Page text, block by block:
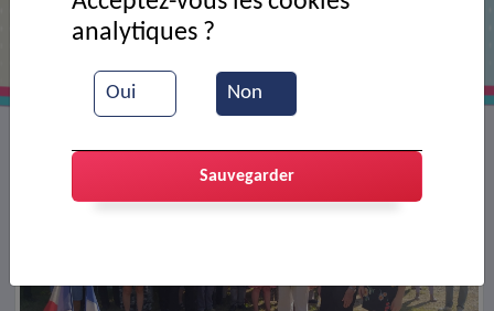
juillet 1944
Oui Non
analytiques ?
Sauvegarder